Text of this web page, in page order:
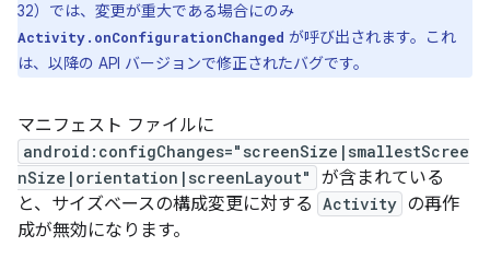
32）では、変更が重大である場合にのみ
Activity.onConfigurationChanged が呼び出されます。これ
は、以降の API バージョンで修正されたバグです。
マニフェスト ファイルに
android:configChanges="screenSize|smallestScree
nSize|orientation|screenLayout"
が含まれている
と、サイズベースの構成変更に対する Activity の再作
成が無効になります。